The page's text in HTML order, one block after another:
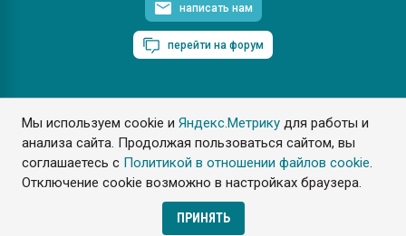
Мы используем cookie иЯндекс.Метрику для работы и
анализа сайта. Продолжая пользоваться сайтом, вы
соглашаетесь с Политикой в отношении файлов cookie.
Отключение cookie возможно в настройках браузера.
ПРИНЯТЬ
написать нам
перейти на форум
ПластЭксперт © 2006. Все права защищены
Разрешается копирование материалов сайта с обязательной
ссылкой на www.e-plastic.ru
Разработка сайта